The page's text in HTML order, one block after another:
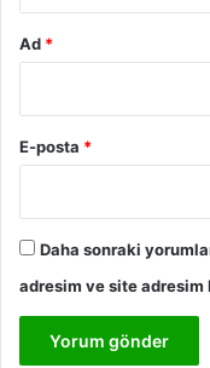
Ad *
E-posta *
Daha sonraki
adresim ve site adresim